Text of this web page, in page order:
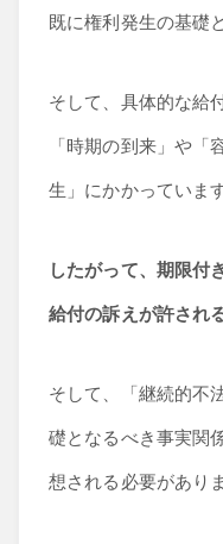
既に権利発生の基礎
そして、具体的な給
「時期の到来」や「
生」にかかっています
したがって、期限付
給付の訴えが許され
そして、「継続的不
礎となるべき事実関
想される必要があり